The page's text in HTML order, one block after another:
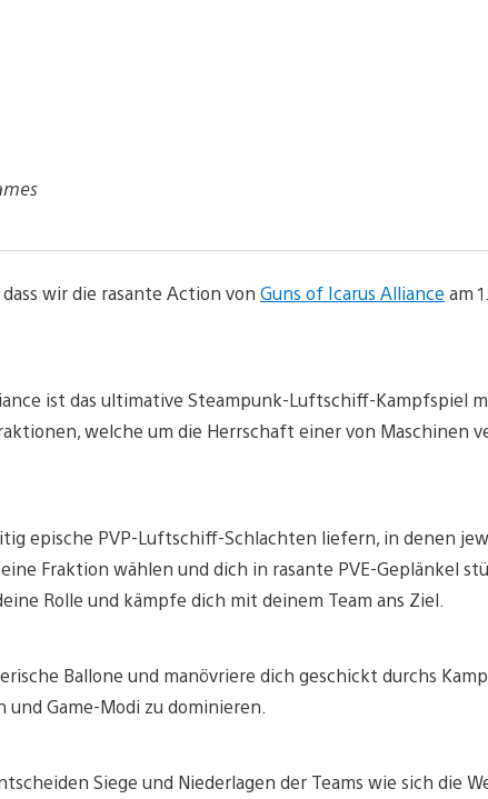
wir die rasante Action von Guns of Icarus Alliance am
ist das ultimative Steampunk-Luftschiff-Kampfspiel
welche um die Herrschaft einer von Maschinen
epische PVP-Luftschiff-Schlachten liefern, in denen
Fraktion wählen und dich in rasante PVE-Geplänkel
Rolle und kämpfe dich mit deinem Team ans Ziel.
Ballone und manövriere dich geschickt durchs
Game-Modi zu dominieren.
Siege und Niederlagen der Teams wie sich die